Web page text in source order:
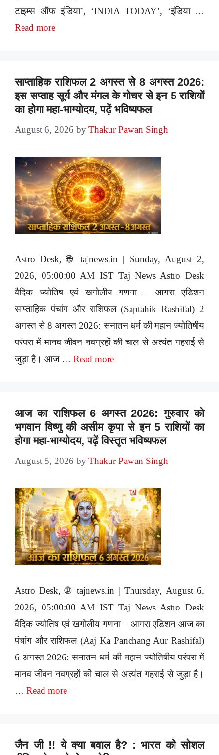
टाइम्स ऑफ इंडिया’, ‘INDIA TODAY’, ‘इंडिया …
Read more
साप्ताहिक राशिफल 2 अगस्त से 8 अगस्त 2026:
इस सप्ताह सूर्य और मंगल के गोचर से इन 5 राशियों
का होगा महा-भाग्योदय, पढ़ें भविष्यफल
August 6, 2026 by Thakur Pawan Singh
Astro Desk, 🌐 tajnews.in | Sunday, August 2,
2026, 05:00:00 AM IST Taj News Astro Desk
वैदिक ज्योतिष एवं खगोलीय गणना – आगरा एडिशन
साप्ताहिक पंचांग और राशिफल (Saptahik Rashifal) 2
अगस्त से 8 अगस्त 2026: सनातन धर्म की महान ज्योतिषीय
परंपरा में मानव जीवन नवग्रहों की चाल से अत्यंत गहराई से
जुड़ा है। आज … Read more
आज का राशिफल 6 अगस्त 2026: गुरुवार को
भगवान विष्णु की असीम कृपा से इन 5 राशियों का
होगा महा-भाग्योदय, पढ़ें विस्तृत भविष्यफल
August 5, 2026 by Thakur Pawan Singh
Astro Desk, 🌐 tajnews.in | Thursday, August 6,
2026, 05:00:00 AM IST Taj News Astro Desk
वैदिक ज्योतिष एवं खगोलीय गणना – आगरा एडिशन आज का
पंचांग और राशिफल (Aaj Ka Panchang Aur Rashifal)
6 अगस्त 2026: सनातन धर्म की महान ज्योतिषीय परंपरा में
मानव जीवन नवग्रहों की चाल से अत्यंत गहराई से जुड़ा है।
… Read more
जैन जी !! ये क्या बवाल है? : भारत को सोशल